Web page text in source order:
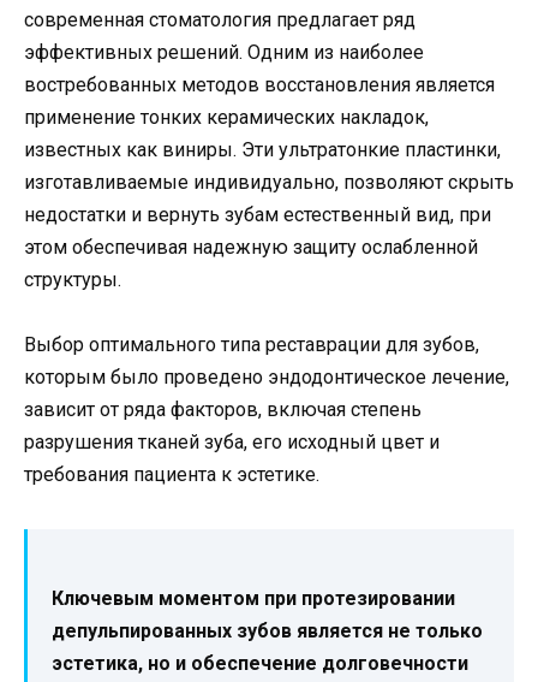
современная стоматология предлагает ряд
эффективных решений. Одним из наиболее
востребованных методов восстановления является
применение тонких керамических накладок,
известных как виниры. Эти ультратонкие пластинки,
изготавливаемые индивидуально, позволяют скрыть
недостатки и вернуть зубам естественный вид, при
этом обеспечивая надежную защиту ослабленной
структуры.
Выбор оптимального типа реставрации для зубов,
которым было проведено эндодонтическое лечение,
зависит от ряда факторов, включая степень
разрушения тканей зуба, его исходный цвет и
требования пациента к эстетике.
Ключевым моментом при протезировании
депульпированных зубов является не только
эстетика, но и обеспечение долговечности